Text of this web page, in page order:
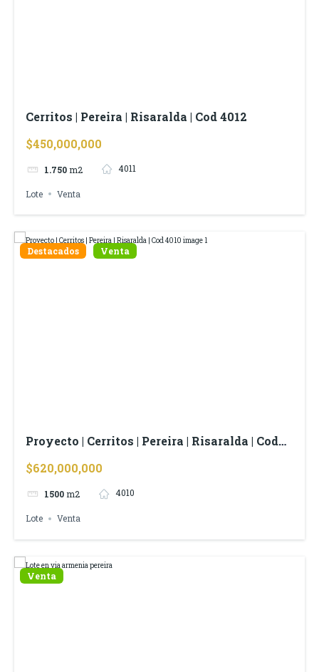
Cerritos | Pereira | Risaralda | Cod 4012
$450,000,000
1.750 m2 4011
Lote Venta
Destacados Venta
Proyecto | Cerritos | Pereira | Risaralda | Cod
$620,000,000
1500 m2 4010
Lote Venta
Venta